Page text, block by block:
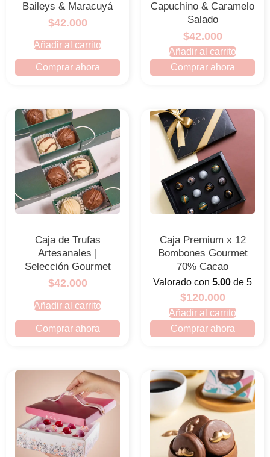
Baileys & Maracuyá
$42.000
Añadir al carrito
Comprar ahora
Capuchino & Caramelo
Salado
$42.000
Añadir al carrito
Comprar ahora
Caja de Trufas
Artesanales |
Selección Gourmet
$42.000
Añadir al carrito
Comprar ahora
Caja Premium x 12
Bombones Gourmet
70% Cacao
Valorado con 5.00 de 5
$120.000
Añadir al carrito
Comprar ahora